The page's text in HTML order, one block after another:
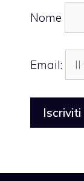
Nome
Email: